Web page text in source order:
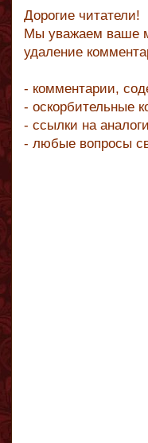
Дорогие читатели!
Мы уважаем ваше
удаление
- комментарии,
- оскорбительные
- ссылки на
- любые вопросы